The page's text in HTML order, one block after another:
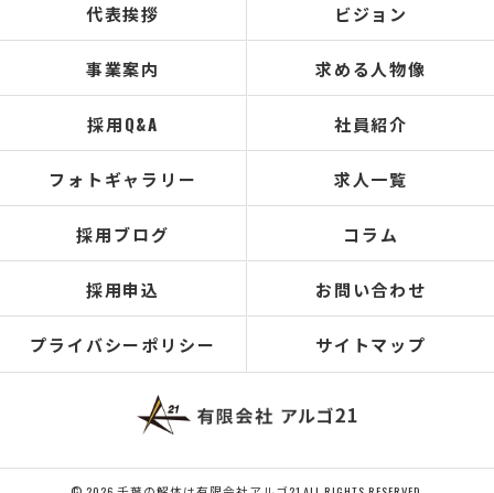
代表挨拶 ビジョン
事業案内 求める人物像
採用Q&A 社員紹介
フォトギャラリー 求人一覧
採用ブログ コラム
採用申込 お問い合わせ
プライバシーポリシー サイトマップ